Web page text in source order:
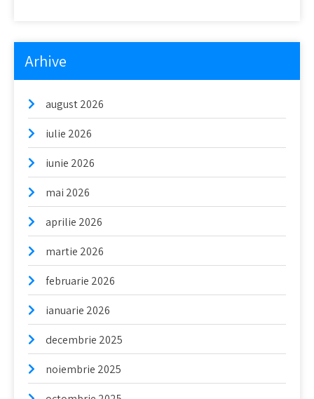
Arhive
august 2026
iulie 2026
iunie 2026
mai 2026
aprilie 2026
martie 2026
februarie 2026
ianuarie 2026
decembrie 2025
noiembrie 2025